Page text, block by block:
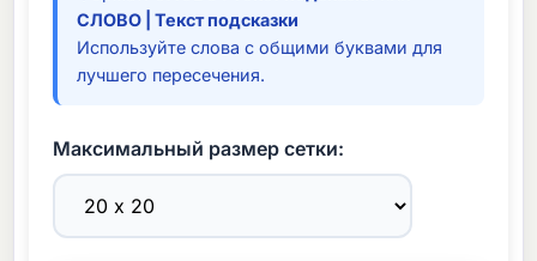
СЛОВО | Текст подсказки
Используйте слова с общими буквами для
лучшего пересечения.
Максимальный размер сетки: